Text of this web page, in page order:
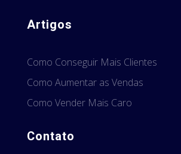
Artigos
Como Conseguir Mais Clientes
Como Aumentar as Vendas
Como Vender Mais Caro
Contato